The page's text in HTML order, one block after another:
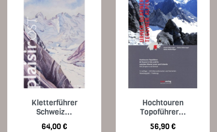
Kletterführer
Schweiz...
Preis
64,00 €
Hochtouren
Topoführer...
Preis
56,90 €